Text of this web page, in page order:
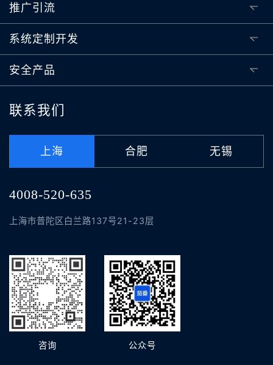
推广引流
系统定制开发
安全产品
联系我们
上海 合肥 无锡
4008-520-635
上海市普陀区白兰路137号21-23层
咨询 公众号